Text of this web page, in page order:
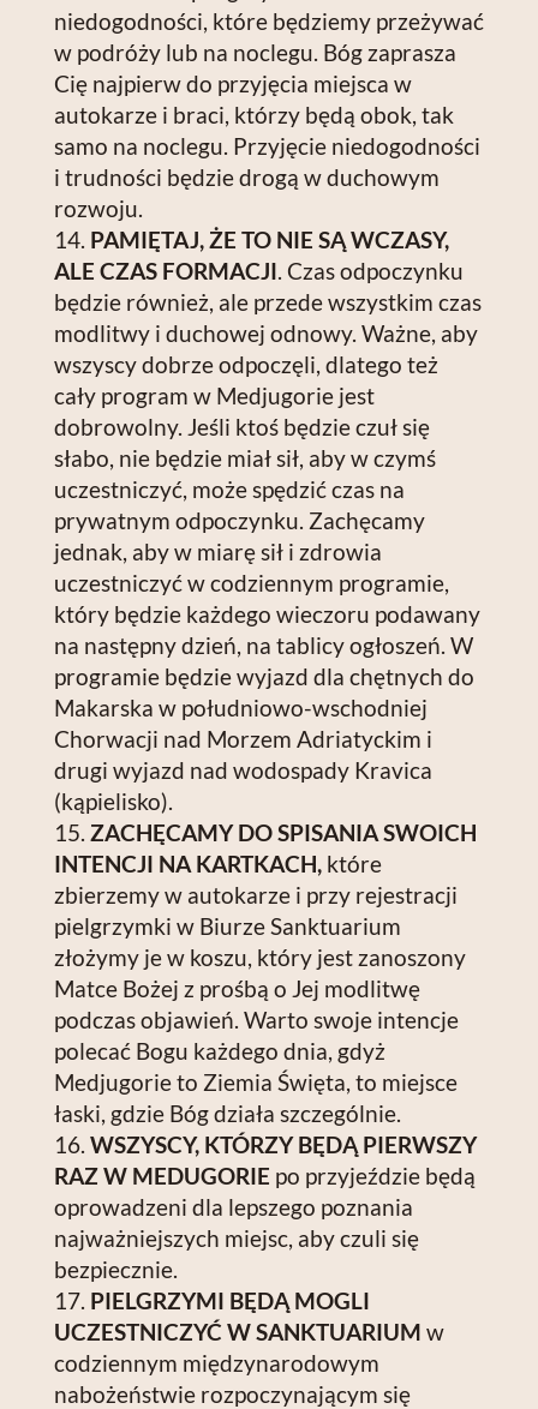
niedogodności, które będziemy przeżywać
w podróży lub na noclegu. Bóg zaprasza
Cię najpierw do przyjęcia miejsca w
autokarze i braci, którzy będą obok, tak
samo na noclegu. Przyjęcie niedogodności
i trudności będzie drogą w duchowym
rozwoju.
PAMIĘTAJ, ŻE TO NIE SĄ WCZASY,
ALE CZAS FORMACJI. Czas odpoczynku
będzie również, ale przede wszystkim czas
modlitwy i duchowej odnowy. Ważne, aby
wszyscy dobrze odpoczęli, dlatego też
cały program w Medjugorie jest
dobrowolny. Jeśli ktoś będzie czuł się
słabo, nie będzie miał sił, aby w czymś
uczestniczyć, może spędzić czas na
prywatnym odpoczynku. Zachęcamy
jednak, aby w miarę sił i zdrowia
uczestniczyć w codziennym programie,
który będzie każdego wieczoru podawany
na następny dzień, na tablicy ogłoszeń. W
programie będzie wyjazd dla chętnych do
Makarska w południowo-wschodniej
Chorwacji nad Morzem Adriatyckim i
drugi wyjazd nad wodospady Kravica
(kąpielisko).
ZACHĘCAMY DO SPISANIA SWOICH
INTENCJI NA KARTKACH, które
zbierzemy w autokarze i przy rejestracji
pielgrzymki w Biurze Sanktuarium
złożymy je w koszu, który jest zanoszony
Matce Bożej z prośbą o Jej modlitwę
podczas objawień. Warto swoje intencje
polecać Bogu każdego dnia, gdyż
Medjugorie to Ziemia Święta, to miejsce
łaski, gdzie Bóg działa szczególnie.
WSZYSCY, KTÓRZY BĘDĄ PIERWSZY
RAZ W MEDUGORIE po przyjeździe będą
oprowadzeni dla lepszego poznania
najważniejszych miejsc, aby czuli się
bezpiecznie.
PIELGRZYMI BĘDĄ MOGLI
UCZESTNICZYĆ W SANKTUARIUM w
codziennym międzynarodowym
nabożeństwie rozpoczynającym się